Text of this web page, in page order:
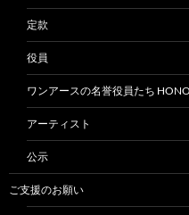
定款
役員
ワンアースの名誉役員たち
アーティスト
公示
ご支援のお願い